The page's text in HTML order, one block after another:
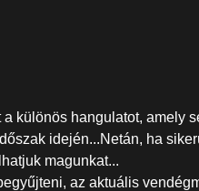
különös hangulatot,
idején...Netán, ha
magunkat...
az aktuális